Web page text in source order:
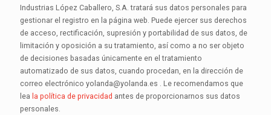
Industrias López Caballero, S.A. tratará sus datos personales para
gestionar el registro en la página web. Puede ejercer sus derechos
de acceso, rectificación, supresión y portabilidad de sus datos, de
limitación y oposición a su tratamiento, así como a no ser objeto
de decisiones basadas únicamente en el tratamiento
automatizado de sus datos, cuando procedan, en la dirección de
correo electrónico yolanda@yolanda.es . Le recomendamos que
lea la política de privacidad antes de proporcionarnos sus datos
personales.